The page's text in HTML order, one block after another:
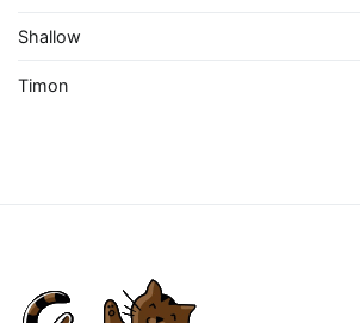
Shallow
Timon